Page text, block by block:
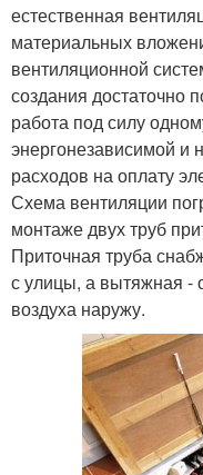
естественная
материальных
вентиляционной
создания достаточно
работа под силу
энергонезависимой и
расходов на оплату
Схема вентиляции
монтаже двух труб
Приточная труба
с улицы, а вытяжная -
воздуха наружу.